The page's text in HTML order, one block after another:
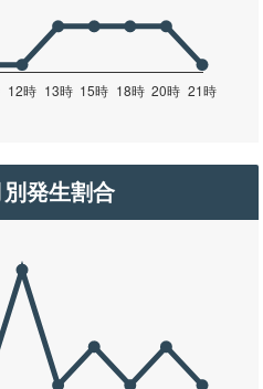
発生割合